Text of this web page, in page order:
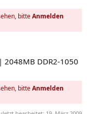
bitteAnmelden
DDR2-1050
bitteAnmelden